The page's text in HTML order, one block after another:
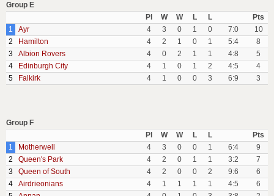
Group E
Pl
W W L L
Pts
1
Ayr 4 3 0 1 0 7:0
10
2
Hamilton 4 2 1 0 1 5:4
8
3
Albion Rovers 4 0 2 1 1 4:8
5
4
Edinburgh City 4 1 0 1 2 4:5
4
5
Falkirk 4 1 0 0 3 6:9 3
Group F
Pl
W W L L
Pts
1
Motherwell 4 3 0 0 1 6:4
9
2
Queen's Park 4 2 0 1 1 3:2
7
3
Queen of South 4 2 0 0 2 9:6
6
4
Airdrieonians 4 1 1 1 1 4:5
6